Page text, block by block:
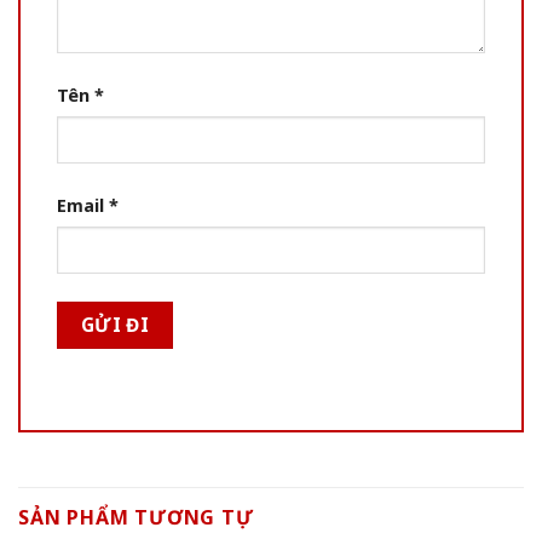
Tên *
Email *
SẢN PHẨM TƯƠNG TỰ